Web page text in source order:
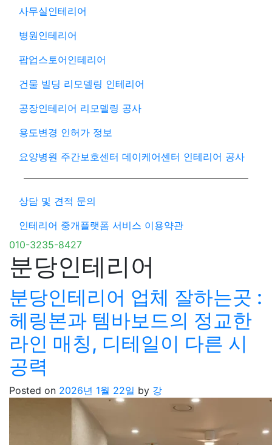
사무실인테리어
병원인테리어
팝업스토어인테리어
건물 빌딩 리모델링 인테리어
공장인테리어 리모델링 공사
용도변경 인허가 정보
요양병원 주간보호센터 데이케어센터 인테리어 공사
상담 및 견적 문의
인테리어 중개플랫폼 서비스 이용약관
010-3235-8427
분당인테리어
분당인테리어 업체 잘하는곳 :
헤링본과 템바보드의 정교한
라인 매칭, 디테일이 다른 시
공력
Posted on 2026년 1월 22일 by 강